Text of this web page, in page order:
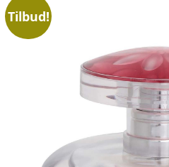
Tilbud!